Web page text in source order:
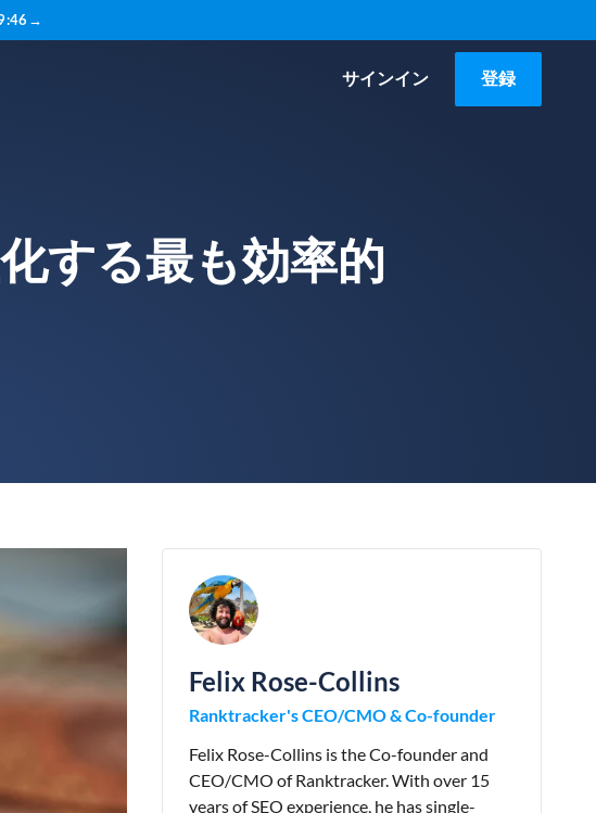
:45 →
サインイン 登録
する最も効率的
Felix Rose-Collins
Ranktracker's CEO/CMO & Co-founder
Felix Rose-Collins is the Co-founder and
CEO/CMO of Ranktracker. With over 15
years of SEO experience, he has single-